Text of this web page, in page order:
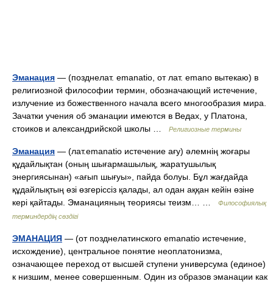
Эманация — (позднелат. emanatio, от лат. emano вытекаю) в
религиозной философии термин, обозначающий истечение,
излучение из божественного начала всего многообразия мира.
Зачатки учения об эманации имеются в Ведах, у Платона,
стоиков и александрийской школы …
Религиозные термины
Эманация — (лат.emanatio истечение ағу) әлемнің жоғары
құдайлықтан (оның шығармашылық, жаратушылық
энергиясынан) «ағып шығуы», пайда болуы. Бұл жағдайда
құдайлықтың өзі өзгеріссіз қалады, ал одан аққан кейін өзіне
кері қайтады. Эманацияның теориясы теизм… …
Философиялық
терминдердің сөздігі
ЭМАНАЦИЯ — (от позднелатинского emanatio истечение,
исхождение), центральное понятие неоплатонизма,
означающее переход от высшей ступени универсума (единое)
к низшим, менее совершенным. Один из образов эманации как